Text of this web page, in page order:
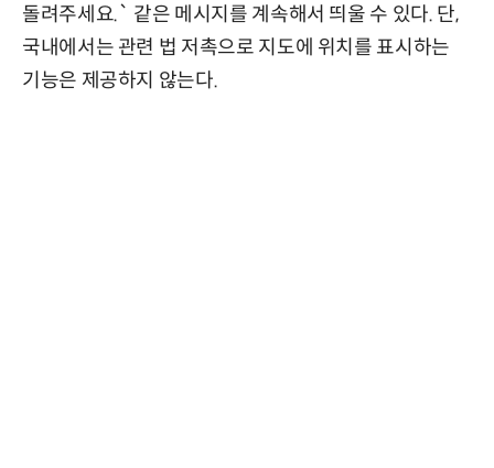
돌려주세요.` 같은 메시지를 계속해서 띄울 수 있다. 단,
국내에서는 관련 법 저촉으로 지도에 위치를 표시하는
기능은 제공하지 않는다.